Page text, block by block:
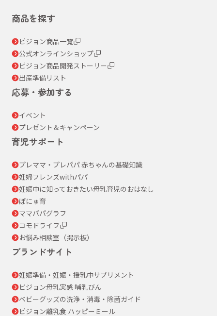
商品を探す
ピジョン商品一覧
公式オンラインショップ
ピジョン商品開発ストーリー
出産準備リスト
応募・参加する
イベント
プレゼント＆キャンペーン
育児サポート
プレママ・プレパパ 赤ちゃんの基礎知識
妊婦フレンズwithパパ
妊娠中に知っておきたい母乳育児のおはなし
ぼにゅ育
ママパパグラフ
コモドライフ
お悩み相談室（掲示板）
ブランドサイト
妊娠準備・妊娠・授乳中サプリメント
ピジョン母乳実感 哺乳びん
ベビーグッズの洗浄・消毒・除菌ガイド
ピジョン離乳食 ハッピーミール